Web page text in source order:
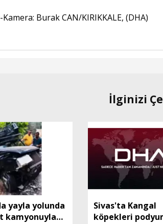
Burak CAN/KIRIKKALE, (DHA)
İlginizi
yayla yolunda
kamyonuyla
Sivas'ta Kangal
köpekleri